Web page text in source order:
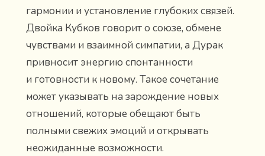
гармонии и установление глубоких связей.
Двойка Кубков говорит о союзе, обмене
чувствами и взаимной симпатии, а Дурак
привносит энергию спонтанности
и готовности к новому. Такое сочетание
может указывать на зарождение новых
отношений, которые обещают быть
полными свежих эмоций и открывать
неожиданные возможности.